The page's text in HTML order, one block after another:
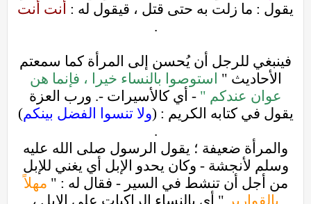
يقول : ما زلت به حتى قتل ، قيقول له : أنت أنت
.
فينبغي للرجل أن يُحسن إلى المرأة كما سمعتم
الأحاديث " استوصوا بالنساء خيرا ، فإنما هن
عوان عندكم " - أي كالأسيرات -. ورب العزة
يقول في كتابه الكريم : (ولا تنسوا الفضل بينكم)
.
والمرأة ضعيفة ؛ يقول الرسول صلى الله عليه
وسلم لأنجشة - وكان يحدو الإبل أي يغني للإبل
من أجل أن تنشط في السير - فقال له : " مهلاً